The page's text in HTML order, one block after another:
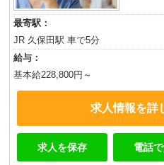
最寄駅：
JR 久保田駅 車で5分
給与：
基本給228,800円～
求人情報を詳
求人を保存 電話